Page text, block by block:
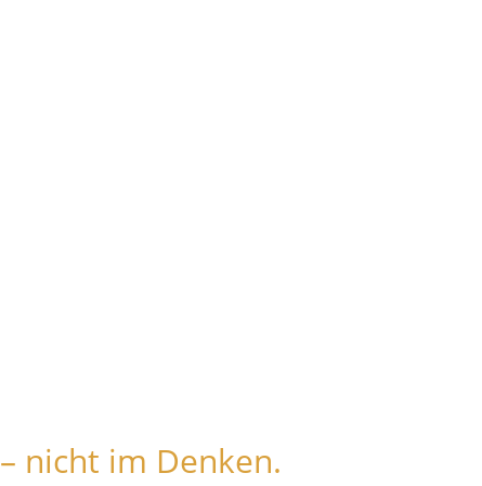
– nicht im Denken.